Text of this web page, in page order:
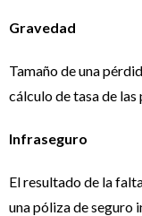
Gravedad
Tamaño de una
cálculo de tasa de las
Infraseguro
El resultado de la
una póliza de seguro